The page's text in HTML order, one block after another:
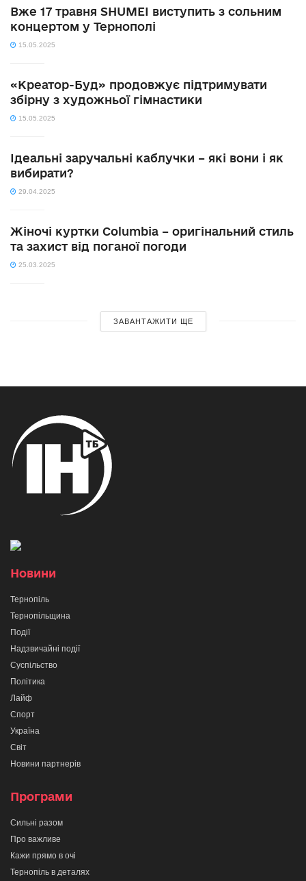
Вже 17 травня SHUMEI виступить з сольним
концертом у Тернополі
15.05.2025
«Креатор-Буд» продовжує підтримувати
збірну з художньої гімнастики
15.05.2025
Ідеальні заручальні каблучки – які вони і як
вибирати?
29.04.2025
Жіночі куртки Columbia – оригінальний стиль
та захист від поганої погоди
25.03.2025
ЗАВАНТАЖИТИ ЩЕ
Новини
Тернопіль
Тернопільщина
Події
Надзвичайні події
Суспільство
Політика
Лайф
Спорт
Україна
Світ
Новини партнерів
Програми
Сильні разом
Про важливе
Кажи прямо в очі
Тернопіль в деталях